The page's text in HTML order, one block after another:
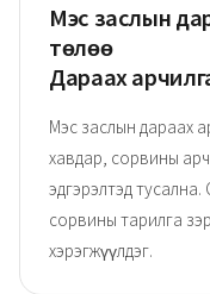
Мэс заслын
төлөө
Дараах
Мэс заслын дараах
хавдар, сорвины
эдгэрэлтэд
сорвины тарилга
хэрэгжүүлдэг.